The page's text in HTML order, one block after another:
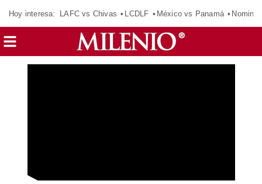
Hoy interesa: LAFC vs Chivas LCDLF México vs Panamá